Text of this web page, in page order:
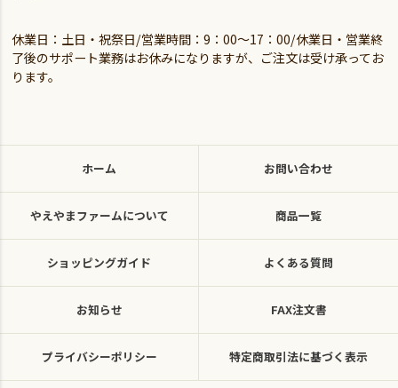
休業日：土日・祝祭日/営業時間：9：00～17：00/休業日・営業終
了後のサポート業務はお休みになりますが、ご注文は受け承ってお
ります。
ホーム お問い合わせ
やえやまファームについて 商品一覧
ショッピングガイド よくある質問
お知らせ FAX注文書
プライバシーポリシー 特定商取引法に基づく表示